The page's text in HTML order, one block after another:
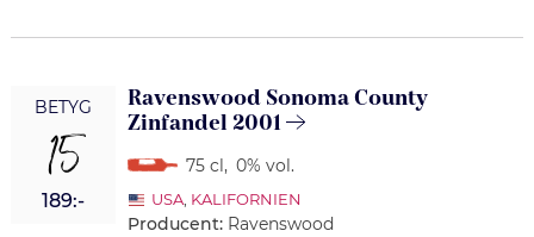
BETYG
15
189:-
Ravenswood Sonoma County
Zinfandel 2001
75 cl , 0% vol.
USA, KALIFORNIEN
Producent: Ravenswood